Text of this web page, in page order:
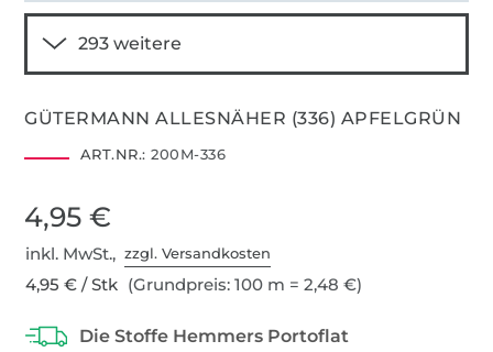
GÜTERMANN ALLESNÄHER (336) APFELGRÜN
ART.NR.: 200M-336
4,95 €
inkl. MwSt.,zzgl. Versandkosten
4,95 € / Stk (Grundpreis: 100 m = 2,48 €)